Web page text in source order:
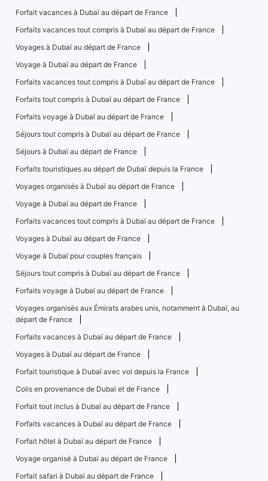
Forfait vacances à Dubaï au départ de France
Forfaits vacances tout compris à Dubaï au départ de France
Voyages à Dubaï au départ de France
Voyage à Dubaï au départ de France
Forfaits vacances tout compris à Dubaï au départ de France
Forfaits tout compris à Dubaï au départ de France
Forfaits voyage à Dubaï au départ de France
Séjours tout compris à Dubaï au départ de France
Séjours à Dubaï au départ de France
Forfaits touristiques au départ de Dubaï depuis la France
Voyages organisés à Dubaï au départ de France
Voyage à Dubaï au départ de France
Forfaits vacances tout compris à Dubaï au départ de France
Voyages à Dubaï au départ de France
Voyage à Dubaï pour couples français
Séjours tout compris à Dubaï au départ de France
Forfaits voyage à Dubaï au départ de France
Voyages organisés aux Émirats arabes unis, notamment à Dubaï, au
départ de France
Forfaits vacances à Dubaï au départ de France
Voyages à Dubaï au départ de France
Forfait touristique à Dubaï avec vol depuis la France
Colis en provenance de Dubaï et de France
Forfait tout inclus à Dubaï au départ de France
Forfaits vacances à Dubaï au départ de France
Forfait hôtel à Dubaï au départ de France
Voyage organisé à Dubaï au départ de France
Forfait safari à Dubaï au départ de France